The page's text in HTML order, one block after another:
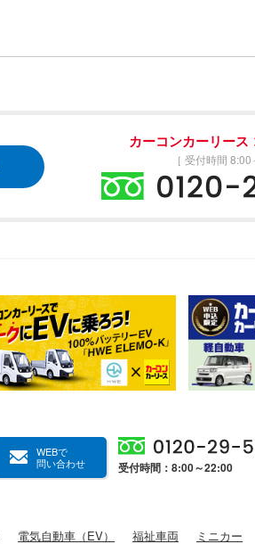
カーコンカーリース
［ 受付時間 8:00
WEBで
問い合わせ
受付時間：8:00～22:00
電気自動車（EV） 福祉車両 ミニカー